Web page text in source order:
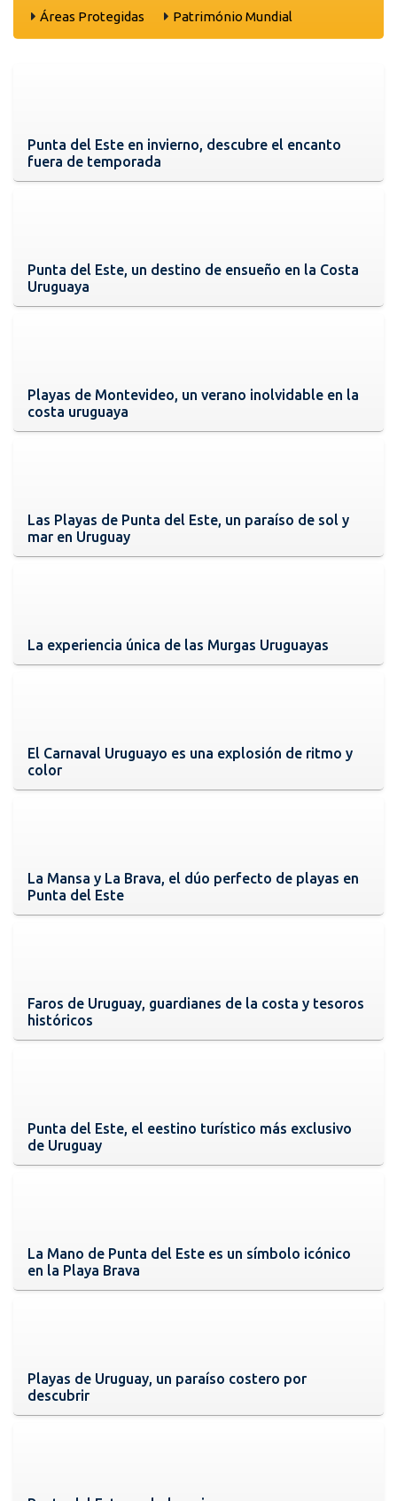
Áreas Protegidas
Património Mundial
Punta del Este en invierno, descubre el encanto
fuera de temporada
Punta del Este, un destino de ensueño en la Costa
Uruguaya
Playas de Montevideo, un verano inolvidable en la
costa uruguaya
Las Playas de Punta del Este, un paraíso de sol y
mar en Uruguay
La experiencia única de las Murgas Uruguayas
El Carnaval Uruguayo es una explosión de ritmo y
color
La Mansa y La Brava, el dúo perfecto de playas en
Punta del Este
Faros de Uruguay, guardianes de la costa y tesoros
históricos
Punta del Este, el eestino turístico más exclusivo
de Uruguay
La Mano de Punta del Este es un símbolo icónico
en la Playa Brava
Playas de Uruguay, un paraíso costero por
descubrir